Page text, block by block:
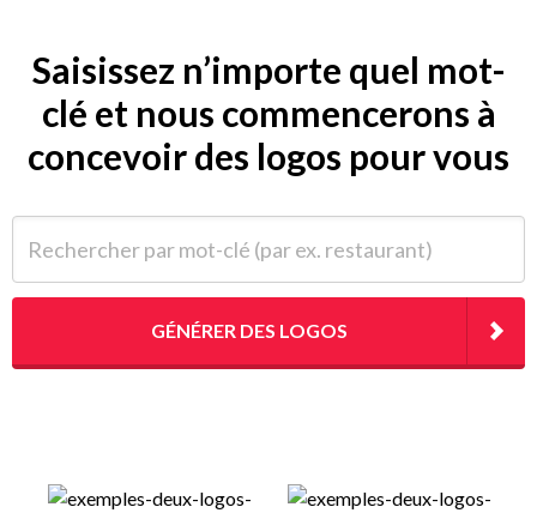
Saisissez n’importe quel mot-
clé et nous commencerons à
concevoir des logos pour vous
GÉNÉRER DES LOGOS